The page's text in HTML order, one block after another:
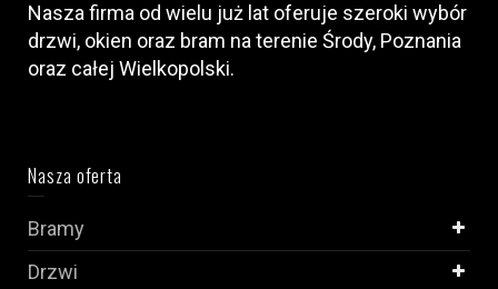
Nasza firma od wielu już lat oferuje szeroki wybór
drzwi, okien oraz bram na terenie Środy, Poznania
oraz całej Wielkopolski.
Nasza oferta
Bramy
Drzwi